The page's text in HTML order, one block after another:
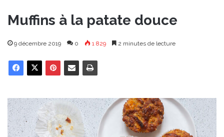
Muffins à la patate douce
9 décembre 2019 0 1 829 2 minutes de lecture